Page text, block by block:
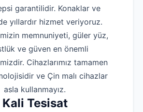
garantilidir. Konaklar ve
yıllardır hizmet veriyoruz.
memnuniyeti, güler yüz,
ve güven en önemli
Cihazlarımız tamamen
ve Çin malı cihazlar
asla kullanmayız.
Kali Tesisat